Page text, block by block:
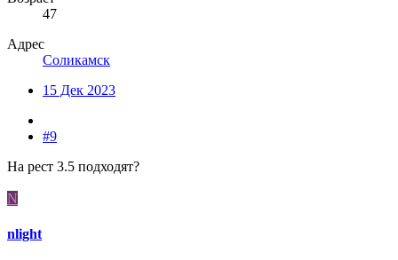
47
Адрес
Соликамск
15 Дек 2023
#9
На рест 3.5 подходят?
N
nlight